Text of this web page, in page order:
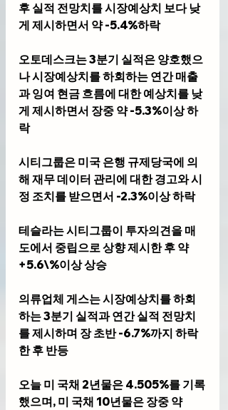
후 실적 전망치를 시장예상치 보다 낮
게 제시하면서 약 -5.4%하락
오토데스크는 3분기 실적은 양호했으
나 시장예상치를 하회하는 연간 매출
과 잉여 현금 흐름에 대한 예상치를 낮
게 제시하면서 장중 약 -5.3%이상 하
락
시티그룹은 미국 은행 규제당국에 의
해 재무 데이터 관리에 대한 경고와 시
정 조치를 받으면서 -2.3%이상 하락
테슬라는 시티그룹이 투자의견을 매
도에서 중립으로 상향 제시한 후 약
+5.6\%이상 상승
의류업체 게스는 시장예상치를 하회
하는 3분기 실적과 연간 실적 전망치
를 제시하며 장 초반 -6.7%까지 하락
한 후 반등
오늘 미 국채 2년물은 4.505%를 기록
했으며, 미 국채 10년물은 장중 약